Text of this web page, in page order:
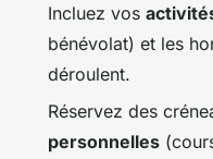
Incluez vos
bénévolat) et les
déroulent.
Réservez des
personnelles